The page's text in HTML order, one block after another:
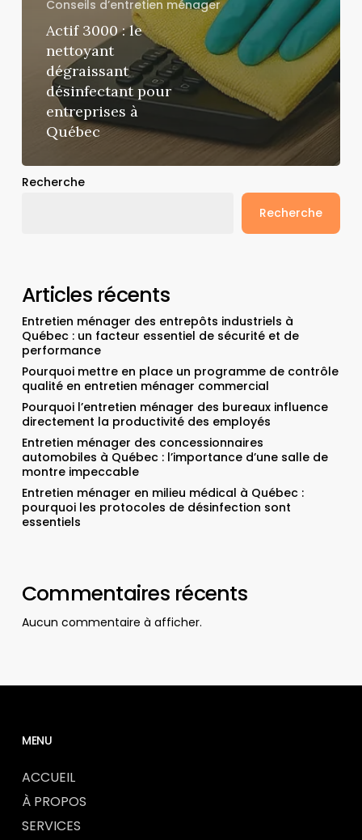
Conseils d’entretien ménager
Actif 3000 : le
nettoyant
dégraissant
désinfectant pour
entreprises à
Québec
Recherche
Recherche
Articles récents
Entretien ménager des entrepôts industriels à
Québec : un facteur essentiel de sécurité et de
performance
Pourquoi mettre en place un programme de contrôle
qualité en entretien ménager commercial
Pourquoi l’entretien ménager des bureaux influence
directement la productivité des employés
Entretien ménager des concessionnaires
automobiles à Québec : l’importance d’une salle de
montre impeccable
Entretien ménager en milieu médical à Québec :
pourquoi les protocoles de désinfection sont
essentiels
Commentaires récents
Aucun commentaire à afficher.
MENU
ACCUEIL
À PROPOS
SERVICES